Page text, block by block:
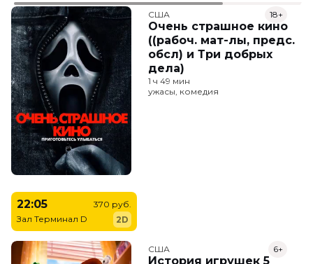
США
Очень страшное кино
((рабоч. мат-лы, предс.
обсл) и Три добрых
дела)
18+
1 ч 49 мин
ужасы, комедия
22:05
Зал Терминал D
370 руб.
2D
США
История игрушек 5
6+